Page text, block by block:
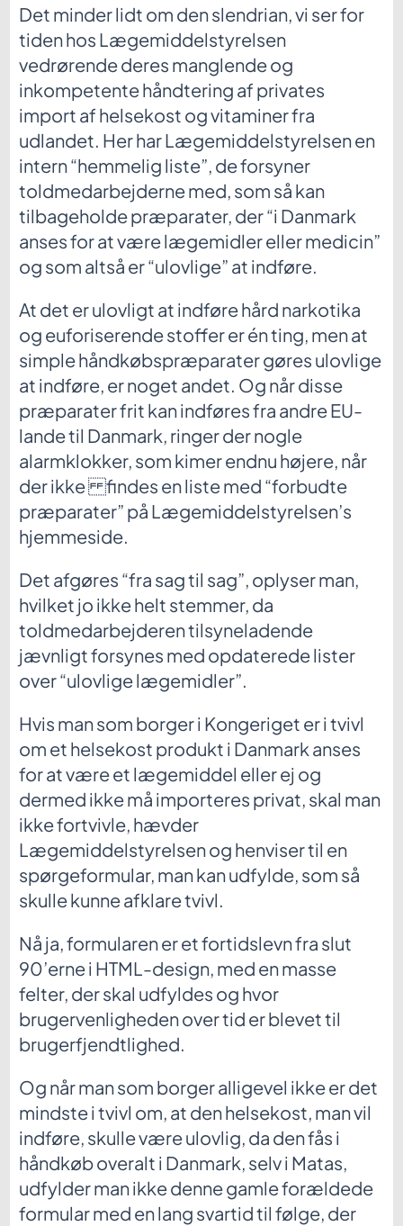
Det minder lidt om den slendrian, vi ser for
tiden hos Lægemiddelstyrelsen
vedrørende deres manglende og
inkompetente håndtering af privates
import af helsekost og vitaminer fra
udlandet. Her har Lægemiddelstyrelsen en
intern “hemmelig liste”, de forsyner
toldmedarbejderne med, som så kan
tilbageholde præparater, der “i Danmark
anses for at være lægemidler eller medicin”
og som altså er “ulovlige” at indføre.
At det er ulovligt at indføre hård narkotika
og euforiserende stoffer er én ting, men at
simple håndkøbspræparater gøres ulovlige
at indføre, er noget andet. Og når disse
præparater frit kan indføres fra andre EU-
lande til Danmark, ringer der nogle
alarmklokker, som kimer endnu højere, når
der ikke findes en liste med “forbudte
præparater” på Lægemiddelstyrelsen’s
hjemmeside.
Det afgøres “fra sag til sag”, oplyser man,
hvilket jo ikke helt stemmer, da
toldmedarbejderen tilsyneladende
jævnligt forsynes med opdaterede lister
over “ulovlige lægemidler”.
Hvis man som borger i Kongeriget er i tvivl
om et helsekost produkt i Danmark anses
for at være et lægemiddel eller ej og
dermed ikke må importeres privat, skal man
ikke fortvivle, hævder
Lægemiddelstyrelsen og henviser til en
spørgeformular, man kan udfylde, som så
skulle kunne afklare tvivl.
Nå ja, formularen er et fortidslevn fra slut
90’erne i HTML-design, med en masse
felter, der skal udfyldes og hvor
brugervenligheden over tid er blevet til
brugerfjendtlighed.
Og når man som borger alligevel ikke er det
mindste i tvivl om, at den helsekost, man vil
indføre, skulle være ulovlig, da den fås i
håndkøb overalt i Danmark, selv i Matas,
udfylder man ikke denne gamle forældede
formular med en lang svartid til følge, der